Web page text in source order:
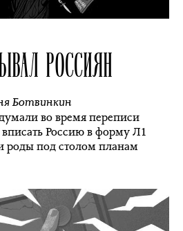
РОССИЯН
Ботвинкин
во время переписи
Россию в форму Л1
под столом планам